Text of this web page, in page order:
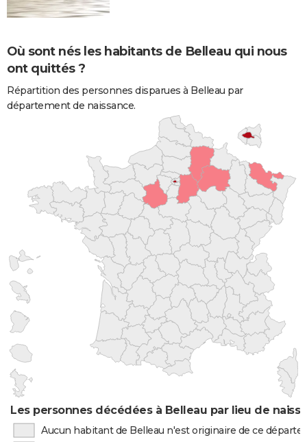
Où sont nés les habitants de Belleau qui nous
ont quittés ?
Répartition des personnes disparues à Belleau par
département de naissance.
Les personnes décédées à Belleau par lieu de
Aucun habitant de Belleau n'est originaire de ce